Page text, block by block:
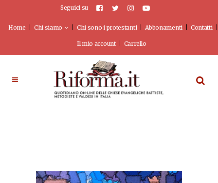
Seguici su
Home Chi siamo Chi sono i protestanti Abbonamenti Contatti
Il mio account Carrello